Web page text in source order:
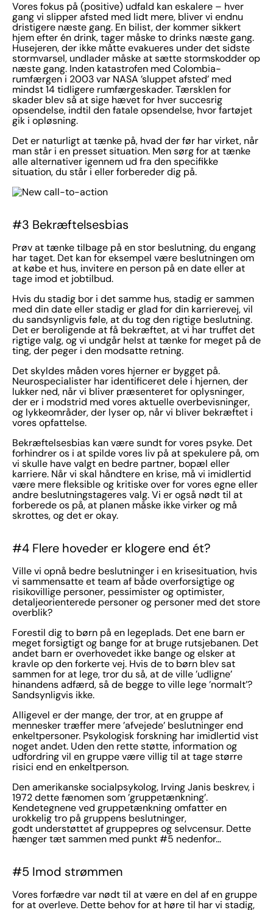
Vores fokus på (positive) udfald kan eskalere – hver
gang vi slipper afsted med lidt mere, bliver vi endnu
dristigere næste gang. En bilist, der kommer sikkert
hjem efter én drink, tager måske to drinks næste gang.
Husejeren, der ikke måtte evakueres under det sidste
stormvarsel, undlader måske at sætte stormskodder op
næste gang. Inden katastrofen med Colombia-
rumfærgen i 2003 var NASA ’sluppet afsted’ med
mindst 14 tidligere rumfærgeskader. Tærsklen for
skader blev så at sige hævet for hver succesrig
opsendelse, indtil den fatale opsendelse, hvor fartøjet
gik i opløsning.
Det er naturligt at tænke på, hvad der før har virket, når
man står i en presset situation. Men sørg for at tænke
alle alternativer igennem ud fra den specifikke
situation, du står i eller forbereder dig på.
#3 Bekræftelsesbias
Prøv at tænke tilbage på en stor beslutning, du engang
har taget. Det kan for eksempel være beslutningen om
at købe et hus, invitere en person på en date eller at
tage imod et jobtilbud.
Hvis du stadig bor i det samme hus, stadig er sammen
med din date eller stadig er glad for din karrierevej, vil
du sandsynligvis føle, at du tog den rigtige beslutning.
Det er beroligende at få bekræftet, at vi har truffet det
rigtige valg, og vi undgår helst at tænke for meget på de
ting, der peger i den modsatte retning.
Det skyldes måden vores hjerner er bygget på.
Neurospecialister har identificeret dele i hjernen, der
lukker ned, når vi bliver præsenteret for oplysninger,
der er i modstrid med vores aktuelle overbevisninger,
og lykkeområder, der lyser op, når vi bliver bekræftet i
vores opfattelse.
Bekræftelsesbias kan være sundt for vores psyke. Det
forhindrer os i at spilde vores liv på at spekulere på, om
vi skulle have valgt en bedre partner, bopæl eller
karriere. Når vi skal håndtere en krise, må vi imidlertid
være mere fleksible og kritiske over for vores egne eller
andre beslutningstageres valg. Vi er også nødt til at
forberede os på, at planen måske ikke virker og må
skrottes, og det er okay.
#4 Flere hoveder er klogere end ét?
Ville vi opnå bedre beslutninger i en krisesituation, hvis
vi sammensatte et team af både overforsigtige og
risikovillige personer, pessimister og optimister,
detaljeorienterede personer og personer med det store
overblik?
Forestil dig to børn på en legeplads. Det ene barn er
meget forsigtigt og bange for at bruge rutsjebanen. Det
andet barn er overhovedet ikke bange og elsker at
kravle op den forkerte vej. Hvis de to børn blev sat
sammen for at lege, tror du så, at de ville ’udligne’
hinandens adfærd, så de begge to ville lege ’normalt’?
Sandsynligvis ikke.
Alligevel er der mange, der tror, at en gruppe af
mennesker træffer mere ’afvejede’ beslutninger end
enkeltpersoner. Psykologisk forskning har imidlertid vist
noget andet. Uden den rette støtte, information og
udfordring vil en gruppe være villig til at tage større
risici end en enkeltperson.
Den amerikanske socialpsykolog, Irving Janis beskrev, i
1972 dette fænomen som ’gruppetænkning’.
Kendetegnene ved gruppetænkning omfatter en
urokkelig tro på gruppens beslutninger,
godt understøttet af gruppepres og selvcensur. Dette
hænger tæt sammen med punkt #5 nedenfor…
#5 Imod strømmen
Vores forfædre var nødt til at være en del af en gruppe
for at overleve. Dette behov for at høre til har vi stadig,